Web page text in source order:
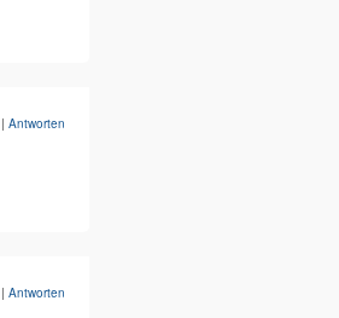
| Antworten
| Antworten